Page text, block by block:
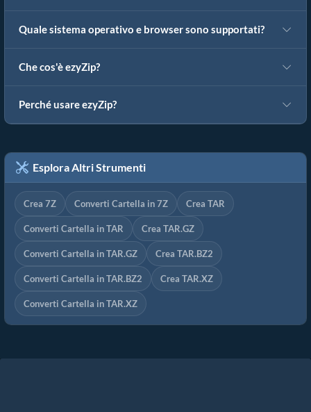
Quale sistema operativo e browser sono supportati?
Che cos'è ezyZip?
Perché usare ezyZip?
Esplora Altri Strumenti
Crea 7Z Converti Cartella in 7Z Crea TAR
Converti Cartella in TAR Crea TAR.GZ
Converti Cartella in TAR.GZ Crea TAR.BZ2
Converti Cartella in TAR.BZ2 Crea TAR.XZ
Converti Cartella in TAR.XZ